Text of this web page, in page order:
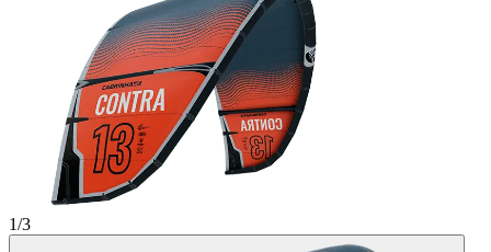
1/3